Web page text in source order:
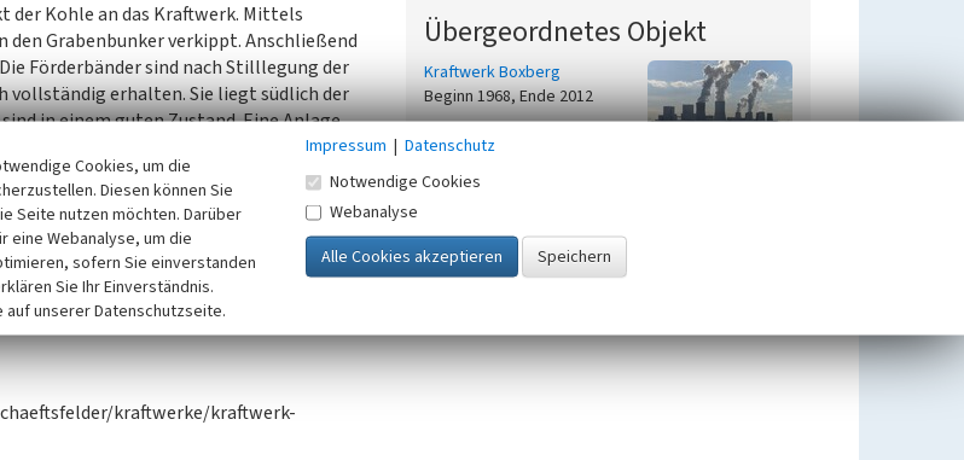
der Kohle an das Kraftwerk. Mittels
Grabenbunker verkippt. Anschließend
Förderbänder sind nach Stilllegung der
vollständig erhalten. Sie liegt südlich der
in einem guten Zustand. Eine Anlage
Überwachung der Entleerung sind
Mittelpunkt der Versorgung des
kraftwerke/kraftwerk-
Übergeordnetes Objekt
Kraftwerk Boxberg
Beginn 1968, Ende 2012
Cookies, um die
Diesen können Sie
Seite nutzen möchten. Darüber
eine Webanalyse, um die
sofern Sie einverstanden
Sie Ihr Einverständnis.
unserer Datenschutzseite.
Impressum | Datenschutz
Notwendige Cookies
Webanalyse